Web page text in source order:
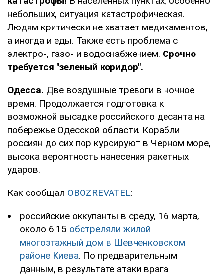
небольших, ситуация катастрофическая.
Людям критически не хватает медикаментов,
а иногда и еды. Также есть проблема с
электро-, газо- и водоснабжением. Срочно
требуется "зеленый коридор".
Одесса. Две воздушные тревоги в ночное
время. Продолжается подготовка к
возможной высадке российского десанта на
побережье Одесской области. Корабли
россиян до сих пор курсируют в Черном море,
высока вероятность нанесения ракетных
ударов.
Как сообщал OBOZREVATEL:
российские оккупанты в среду, 16 марта,
около 6:15 обстреляли жилой
многоэтажный дом в Шевченковском
районе Киева. По предварительным
данным, в результате атаки врага